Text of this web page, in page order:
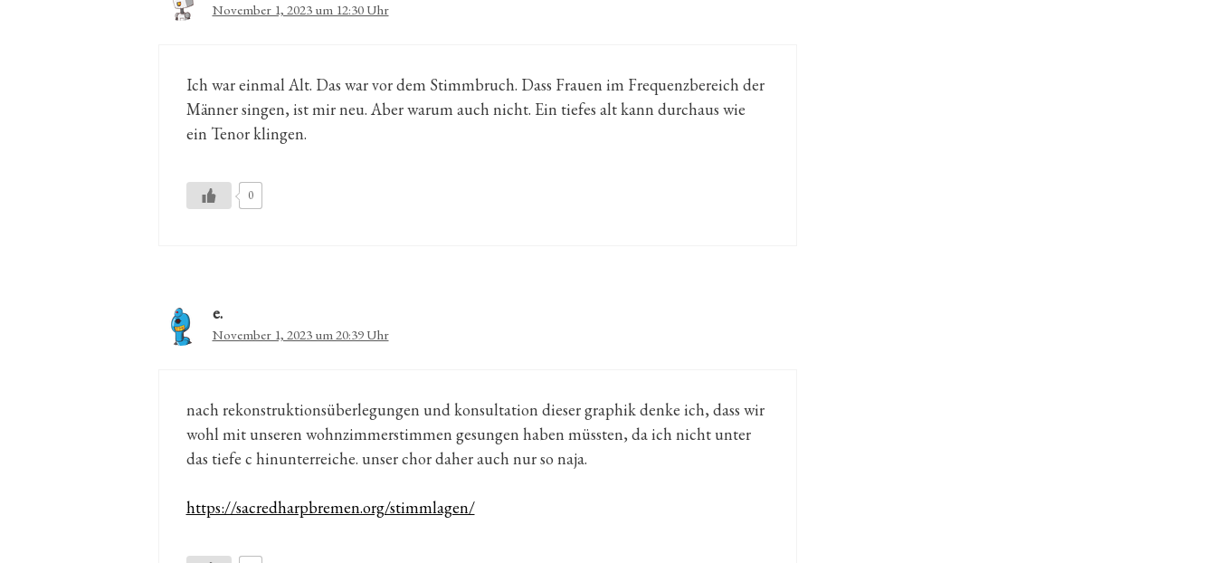
November 1, 2023 um 12:30 Uhr
Ich war einmal Alt. Das war vor dem Stimmbruch. Dass Frauen im Frequenzbereich der
Männer singen, ist mir neu. Aber warum auch nicht. Ein tiefes alt kann durchaus wie
ein Tenor klingen.
0
e.
November 1, 2023 um 20:39 Uhr
nach rekonstruktionsüberlegungen und konsultation dieser graphik denke ich, dass wir
wohl mit unseren wohnzimmerstimmen gesungen haben müssten, da ich nicht unter
das tiefe c hinunterreiche. unser chor daher auch nur so naja.
https://sacredharpbremen.org/stimmlagen/